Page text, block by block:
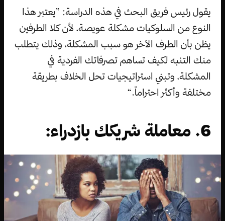
يقول رئيس فريق البحث في هذه الدراسة: ”يعتبر هذا
النوع من السلوكيات مشكلة عويصة، لأن كلا الطرفين
يظن بأن الطرف الآخر هو سبب المشكلة، وذلك يتطلب
منك التنبه لكيف تساهم تصرفاتك الفردية في
المشكلة، وتبني استراتيجيات تحل الخلاف بطريقة
مختلفة وأكثر احتراماً.“
6. معاملة شريكك بازدراء: